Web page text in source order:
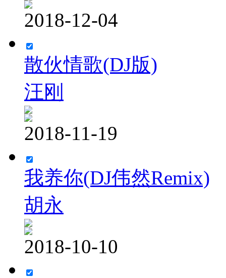
2018-12-04
散伙情歌(DJ版)
汪刚
2018-11-19
我养你(DJ伟然Remix)
胡永
2018-10-10